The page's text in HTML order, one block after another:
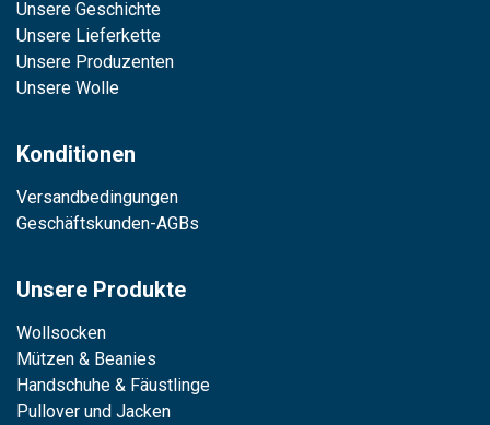
Unsere Geschichte
Unsere Lieferkette
Unsere Produzenten
Unsere Wolle
Konditionen
Versandbedingungen
Geschäftskunden-AGBs
Unsere Produkte
Wollsocken
Mützen & Beanies
Handschuhe & Fäustlinge
Pullover und Jacken